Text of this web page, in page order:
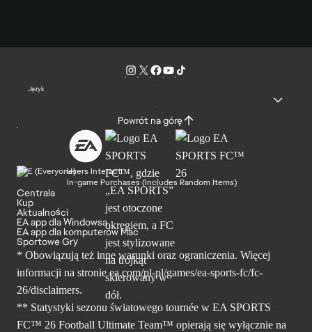
Język
Powrót na górę
Users Interact
In-game Purchases (Includes Random Items)
Centrala
Kup
Aktualności
EA app dla Windowsa
EA app dla komputerów Mac
Sportowe Gry
* Obowiązują też inne warunki oraz ograniczenia. Więcej
informacji na stronie ea.com/pl-pl/games/ea-sports-fc/fc-
26/disclaimers.
** Statystyki sezonu światowego tournée w EA SPORTS
FC™ 26 Football Ultimate Team™ opierają się wyłącznie na